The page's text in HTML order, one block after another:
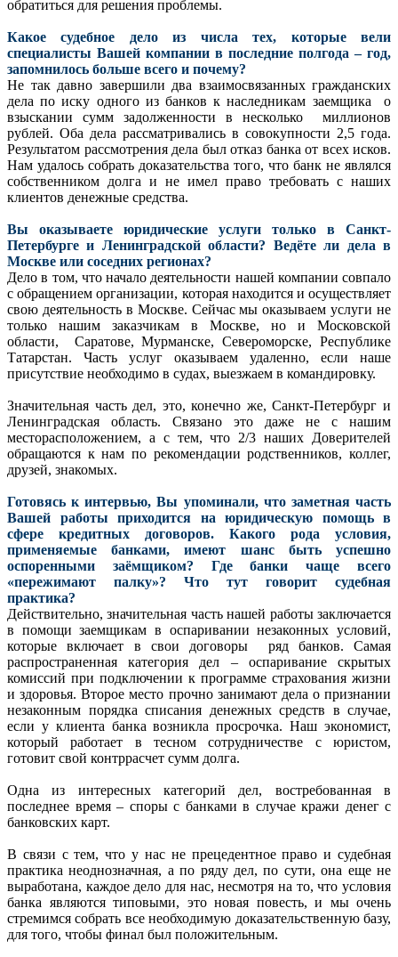
обратиться для решения проблемы.
Какое судебное дело из числа тех, которые вели
специалисты Вашей компании в последние полгода – год,
запомнилось больше всего и почему?
Не так давно завершили два взаимосвязанных гражданских
дела по иску одного из банков к наследникам заемщика о
взыскании сумм задолженности в несколько миллионов
рублей. Оба дела рассматривались в совокупности 2,5 года.
Результатом рассмотрения дела был отказ банка от всех исков.
Нам удалось собрать доказательства того, что банк не являлся
собственником долга и не имел право требовать с наших
клиентов денежные средства.
Вы оказываете юридические услуги только в Санкт-
Петербурге и Ленинградской области? Ведёте ли дела в
Москве или соседних регионах?
Дело в том, что начало деятельности нашей компании совпало
с обращением организации, которая находится и осуществляет
свою деятельность в Москве. Сейчас мы оказываем услуги не
только нашим заказчикам в Москве, но и Московской
области, Саратове, Мурманске, Североморске, Республике
Татарстан. Часть услуг оказываем удаленно, если наше
присутствие необходимо в судах, выезжаем в командировку.
Значительная часть дел, это, конечно же, Санкт-Петербург и
Ленинградская область. Связано это даже не с нашим
месторасположением, а с тем, что 2/3 наших Доверителей
обращаются к нам по рекомендации родственников, коллег,
друзей, знакомых.
Готовясь к интервью, Вы упоминали, что заметная часть
Вашей работы приходится на юридическую помощь в
сфере кредитных договоров. Какого рода условия,
применяемые банками, имеют шанс быть успешно
оспоренными заёмщиком? Где банки чаще всего
«пережимают палку»? Что тут говорит судебная
практика?
Действительно, значительная часть нашей работы заключается
в помощи заемщикам в оспаривании незаконных условий,
которые включает в свои договоры ряд банков. Самая
распространенная категория дел – оспаривание скрытых
комиссий при подключении к программе страхования жизни
и здоровья. Второе место прочно занимают дела о признании
незаконным порядка списания денежных средств в случае,
если у клиента банка возникла просрочка. Наш экономист,
который работает в тесном сотрудничестве с юристом,
готовит свой контррасчет сумм долга.
Одна из интересных категорий дел, востребованная в
последнее время – споры с банками в случае кражи денег с
банковских карт.
В связи с тем, что у нас не прецедентное право и судебная
практика неоднозначная, а по ряду дел, по сути, она еще не
выработана, каждое дело для нас, несмотря на то, что условия
банка являются типовыми, это новая повесть, и мы очень
стремимся собрать все необходимую доказательственную базу,
для того, чтобы финал был положительным.